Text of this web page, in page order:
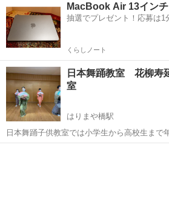
MacBook Air 13イン
抽選でプレゼント！応募は1
くらしノート
日本舞踊教室 花柳寿
室
はりまや橋駅
日本舞踊子供教室では小学生から高校生まで
古しています。子供から大人まで個人稽古も